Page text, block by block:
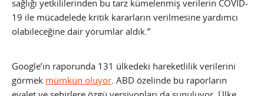
sağlığı yetkililerinden bu tarz kümelenmiş verilerin COVID-
19 ile mücadelede kritik kararların verilmesine yardımcı
olabileceğine dair yorumlar aldık.”
Google’ın raporunda 131 ülkedeki hareketlilik verilerini
görmek mümkün oluyor. ABD özelinde bu raporların